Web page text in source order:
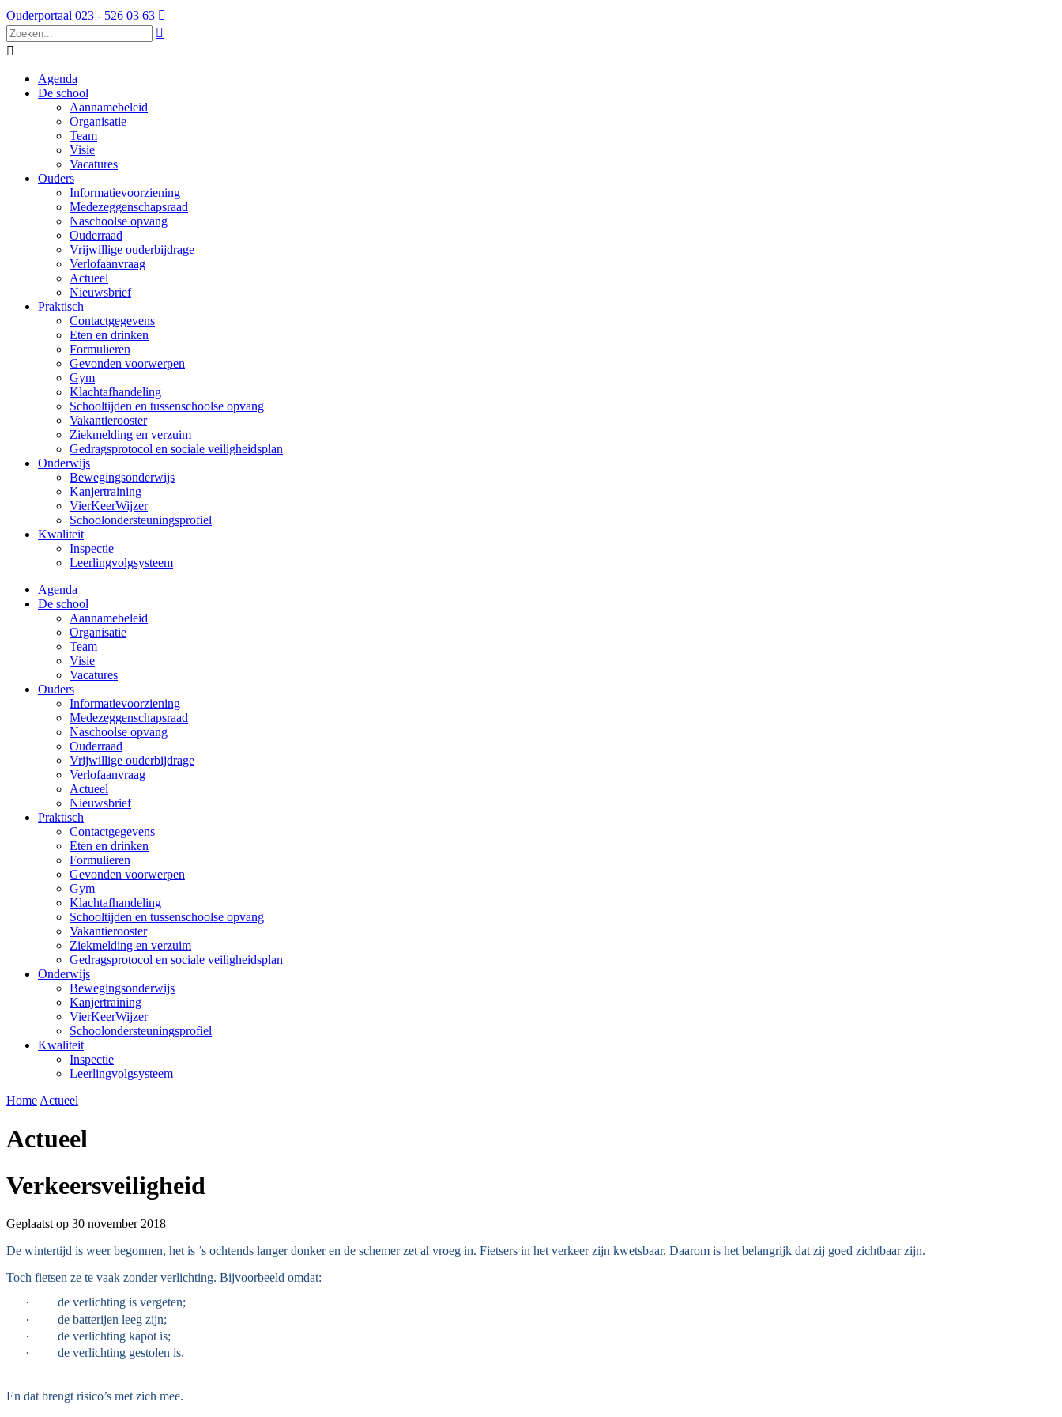
Ouderportaal 023 - 526 03 63 


Agenda
De school
Aannamebeleid
Organisatie
Team
Visie
Vacatures
Ouders
Informatievoorziening
Medezeggenschapsraad
Naschoolse opvang
Ouderraad
Vrijwillige ouderbijdrage
Verlofaanvraag
Actueel
Nieuwsbrief
Praktisch
Contactgegevens
Eten en drinken
Formulieren
Gevonden voorwerpen
Gym
Klachtafhandeling
Schooltijden en tussenschoolse opvang
Vakantierooster
Ziekmelding en verzuim
Gedragsprotocol en sociale veiligheidsplan
Onderwijs
Bewegingsonderwijs
Kanjertraining
VierKeerWijzer
Schoolondersteuningsprofiel
Kwaliteit
Inspectie
Leerlingvolgsysteem
Agenda
De school
Aannamebeleid
Organisatie
Team
Visie
Vacatures
Ouders
Informatievoorziening
Medezeggenschapsraad
Naschoolse opvang
Ouderraad
Vrijwillige ouderbijdrage
Verlofaanvraag
Actueel
Nieuwsbrief
Praktisch
Contactgegevens
Eten en drinken
Formulieren
Gevonden voorwerpen
Gym
Klachtafhandeling
Schooltijden en tussenschoolse opvang
Vakantierooster
Ziekmelding en verzuim
Gedragsprotocol en sociale veiligheidsplan
Onderwijs
Bewegingsonderwijs
Kanjertraining
VierKeerWijzer
Schoolondersteuningsprofiel
Kwaliteit
Inspectie
Leerlingvolgsysteem
Home Actueel
Actueel
Verkeersveiligheid
Geplaatst op 30 november 2018
De wintertijd is weer begonnen, het is ’s ochtends langer donker en de schemer zet al vroeg in. Fietsers in het verkeer zijn kwetsbaar. Daarom is het belangrijk dat zij goed zichtbaar zijn.
Toch fietsen ze te vaak zonder verlichting. Bijvoorbeeld omdat:
·
de verlichting is vergeten;
·
de batterijen leeg zijn;
·
de verlichting kapot is;
·
de verlichting gestolen is.
En dat brengt risico’s met zich mee.